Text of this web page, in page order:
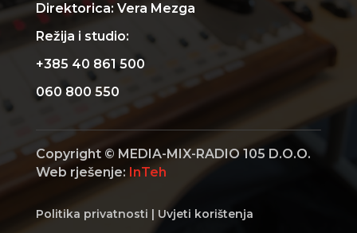
Direktorica: Vera Mezga
Režija i studio:
+385 40 861 500
060 800 550
Copyright © MEDIA-MIX-RADIO 105 D.O.O.
Web rješenje: InTeh
Politika privatnosti Uvjeti korištenja